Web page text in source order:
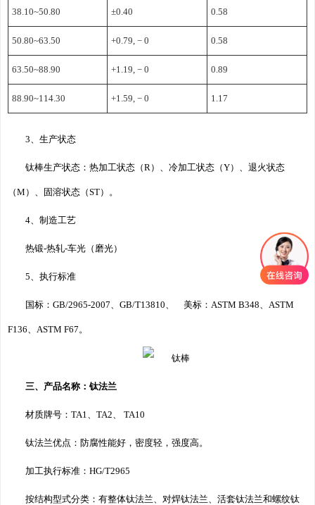
38.10~50.80 ±0.40 0.58
50.80~63.50 +0.79, − 0 0.58
63.50~88.90 +1.19, − 0 0.89
88.90~114.30 +1.59, − 0 1.17
3、生产状态
钛棒生产状态：热加工状态（R）、冷加工状态（Y）、退火状态
（M）、固溶状态（ST）。
4、制造工艺
热锻-热轧-车光（磨光）
5、执行标准
国标：GB/2965-2007、GB/T13810、 美标：ASTM B348、ASTM
F136、ASTM F67。
三、产品名称：钛法兰
材质牌号：TA1、TA2、 TA10
钛法兰优点：防腐性能好，密度轻，强度高。
加工执行标准：HG/T2965
按结构型式分类：有整体钛法兰、对焊钛法兰、活套钛法兰和螺纹钛